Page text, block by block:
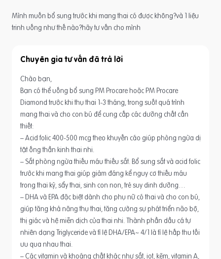
Mình muốn bổ sung trước khi mang thai có được không?và 1 liệu
trinh uống như thế nào?hãy tư vấn cho mình
Chuyên gia tư vấn
Chào bạn,
Bạn có thể uống bổ sung PM Procare hoặc PM Procare
Diamond trước khi thụ thai 1-3 tháng, trong suốt quá trình
mang thai và cho con bú để cung cấp các dưỡng chất cần
thiết:
– Acid folic 400-500 mcg theo khuyến cáo giúp phòng ngừa dị
tật ống thần kinh thai nhi.
– Sắt phòng ngừa thiếu máu thiếu sắt. Bổ sung sắt và acid folic
trước khi mang thai giúp giảm đáng kể nguy cơ thiếu máu
trong thai kỳ, sẩy thai, sinh con non, trẻ suy dinh dưỡng…
– DHA và EPA đặc biệt dành cho phụ nữ có thai và cho con bú,
giúp tăng khả năng thụ thai, tăng cường sự phát triển não bộ,
thị giác và hệ miễn dịch của thai nhi. Thành phần dầu cá tự
nhiên dạng Triglyceride và tỉ lệ DHA/EPA~ 4/1 là tỉ lệ hấp thu tối
ưu qua nhau thai.
– Các vitamin và khoáng chất khác như sắt, iot, kẽm, vitamin A,